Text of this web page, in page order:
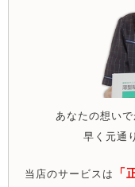
あなたの想いで
早く元通
当店のサービスは
「